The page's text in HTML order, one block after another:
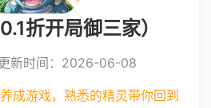
折开局御三家）
新时间：2026-06-08
成游戏，熟悉的精灵带你回到